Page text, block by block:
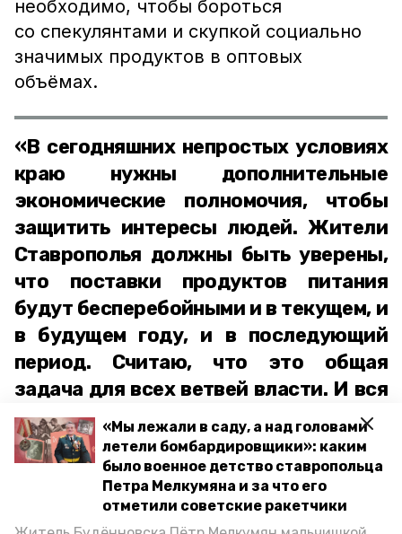
«Мы лежали в саду, а над головами
летели бомбардировщики»: каким
было военное детство ставропольца
Петра Мелкумяна и за что его
отметили советские ракетчики
необходимо, чтобы бороться
со спекулянтами и скупкой социально
значимых продуктов в оптовых
объёмах.
«В сегодняшних непростых условиях
краю нужны дополнительные
экономические полномочия, чтобы
защитить интересы людей. Жители
Ставрополья должны быть уверены,
что поставки продуктов питания
будут бесперебойными и в текущем, и
в будущем году, и в последующий
период. Считаю, что это общая
задача для всех ветвей власти. И вся
законодательная поддержка с нашей
стороны для этого будет оказана»,
пояснил Николай Великдань.